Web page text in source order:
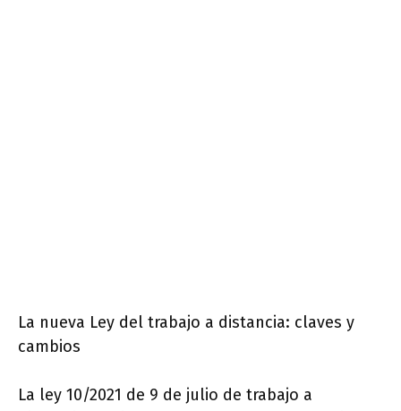
La nueva Ley del trabajo a distancia: claves y
cambios
La ley 10/2021 de 9 de julio de trabajo a